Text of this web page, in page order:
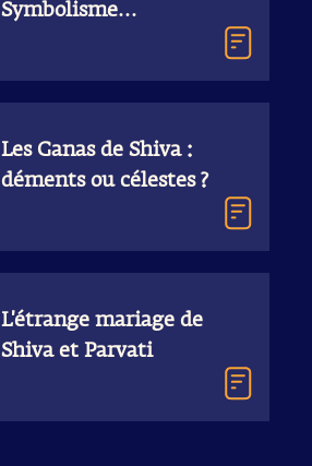
Symbolisme
Les Ganas de Shiva :
déments ou célestes ?
L'étrange mariage de
Shiva et Parvati